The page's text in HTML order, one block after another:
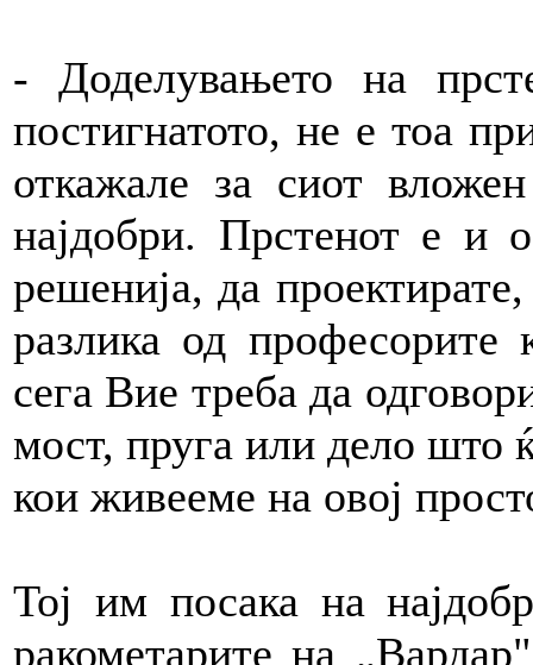
- Доделувањето на
постигнатото, не е тоа
откажале за сиот
најдобри. Прстенот е и
решенија, да
разлика од професорите
сега Вие треба да
мост, пруга или дело што
кои живееме на овој
Тој им посака на
ракометарите на